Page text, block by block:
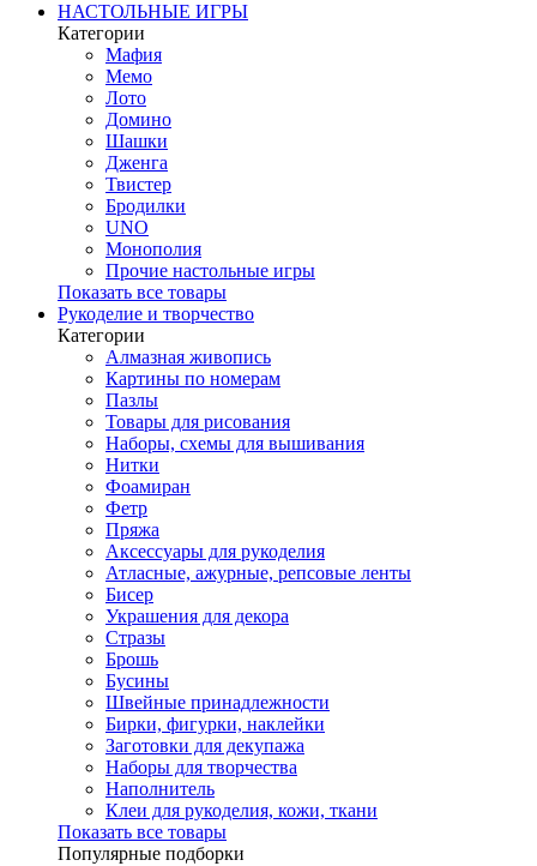
НАСТОЛЬНЫЕ ИГРЫ
Категории
Мафия
Мемо
Лото
Домино
Шашки
Дженга
Твистер
Бродилки
UNO
Монополия
Прочие настольные игры
Показать все товары
Рукоделие и творчество
Категории
Алмазная живопись
Картины по номерам
Пазлы
Товары для рисования
Наборы, схемы для вышивания
Нитки
Фоамиран
Фетр
Пряжа
Аксессуары для рукоделия
Атласные, ажурные, репсовые ленты
Бисер
Украшения для декора
Стразы
Брошь
Бусины
Швейные принадлежности
Бирки, фигурки, наклейки
Заготовки для декупажа
Наборы для творчества
Наполнитель
Клеи для рукоделия, кожи, ткани
Показать все товары
Популярные подборки